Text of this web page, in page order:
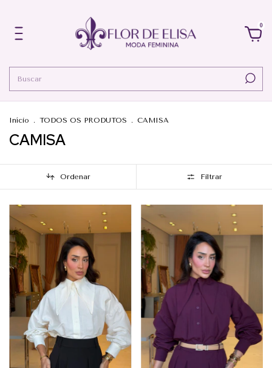
0
Início . TODOS OS PRODUTOS . CAMISA
CAMISA
Ordenar Filtrar